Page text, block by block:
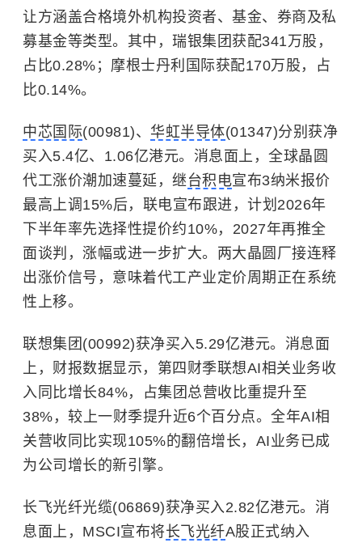
让方涵盖合格境外机构投资者、基金、券商及私
募基金等类型。其中，瑞银集团获配341万股，
占比0.28%；摩根士丹利国际获配170万股，占
比0.14%。
中芯国际(00981)、 华虹半导体(01347)分别获净
买入5.4亿、1.06亿港元。消息面上，全球晶圆
代工涨价潮加速蔓延，继 台积电宣布3纳米报价
最高上调15%后，联电宣布跟进，计划2026年
下半年率先选择性提价约10%，2027年再推全
面谈判，涨幅或进一步扩大。两大晶圆厂接连释
出涨价信号，意味着代工产业定价周期正在系统
性上移。
联想集团(00992)获净买入5.29亿港元。消息面
上，财报数据显示，第四财季联想AI相关业务收
入同比增长84%，占集团总营收比重提升至
38%，较上一财季提升近6个百分点。全年AI相
关营收同比实现105%的翻倍增长，AI业务已成
为公司增长的新引擎。
长飞光纤光缆(06869)获净买入2.82亿港元。消
息面上，MSCI宣布将长飞光纤A股正式纳入